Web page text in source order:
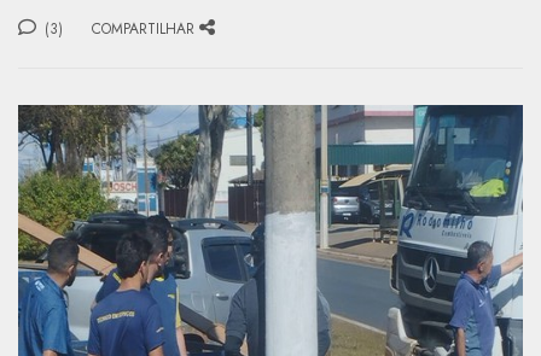
(3) COMPARTILHAR